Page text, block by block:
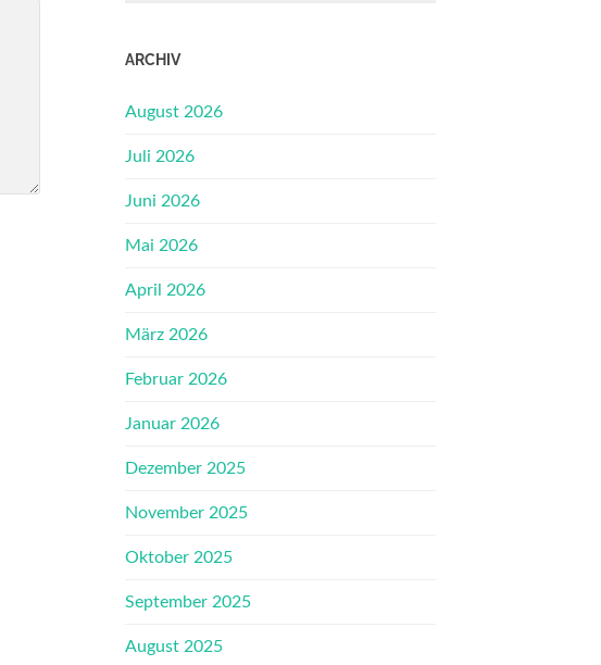
ARCHIV
August 2026
Juli 2026
Juni 2026
Mai 2026
April 2026
März 2026
Februar 2026
Januar 2026
Dezember 2025
November 2025
Oktober 2025
September 2025
August 2025